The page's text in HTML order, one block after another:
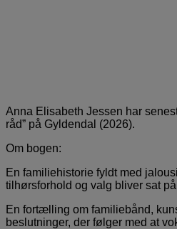
Anna Elisabeth Jessen har
råd” på Gyldendal (2026).
Om bogen:
En familiehistorie fyldt med
tilhørsforhold og valg bliver sat
En fortælling om familiebånd,
beslutninger, der følger med at